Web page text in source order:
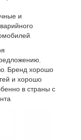
и
Бренд хорошо
и хорошо
в страны с